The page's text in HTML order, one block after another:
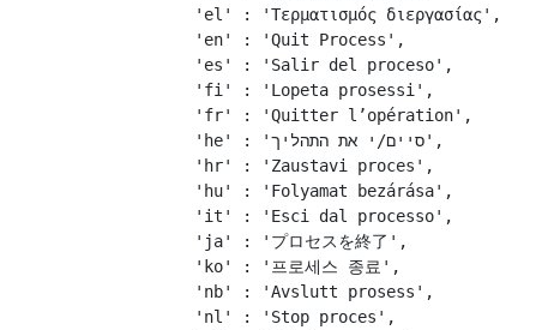
    'el' : 'Τερματισμός διεργασίας',
    'en' : 'Quit Process',
    'es' : 'Salir del proceso',
    'fi' : 'Lopeta prosessi',
    'fr' : 'Quitter l’opération',
    'he' : 'סיים/י את התהליך',
    'hr' : 'Zaustavi proces',
    'hu' : 'Folyamat bezárása',
    'it' : 'Esci dal processo',
    'ja' : 'プロセスを終了',
    'ko' : '프로세스 종료',
    'nb' : 'Avslutt prosess',
    'nl' : 'Stop proces',